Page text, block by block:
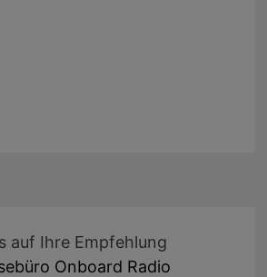
auf Ihre Empfehlung
Onboard Radio